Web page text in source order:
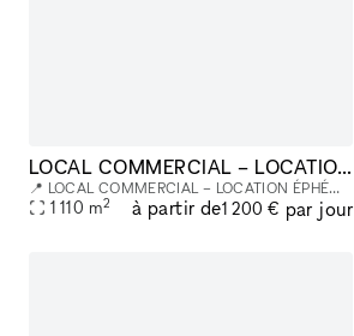
LOCAL COMMERCIAL – LOCATION ÉPHÉMÈRE | PARIS 2ème – ÉTIENNE MARCEL
📍 LOCAL COMMERCIAL – LOCATION ÉPHÉMÈRE | PARIS 2ème – ÉTIENNE MARCEL Proche Boulevard de Sébastopol | Fort passage piéton Un espace de prestige au cœur de Paris pour votre pop-up, showroom ou événe
1 110 m2 à partir de1 200 € par jour